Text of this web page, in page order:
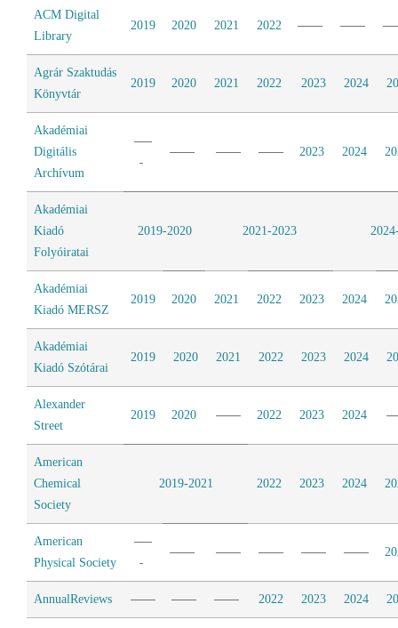
ACM Digital
Library
2019 2020 2021 2022
Agrár Szaktudás
Könyvtár
2019 2020 2021 2022 2023 2024
Akadémiai
Digitális
Archívum
2023 2024
Akadémiai
Kiadó
Folyóiratai
2019-2020 2021-2023
Akadémiai
Kiadó MERSZ
2019 2020 2021 2022 2023 2024
Akadémiai
Kiadó Szótárai
2019 2020 2021 2022 2023 2024
Alexander
Street
2019 2020 2022 2023 2024
American
Chemical
Society
2019-2021 2022 2023 2024
American
Physical Society
AnnualReviews 2022 2023 2024